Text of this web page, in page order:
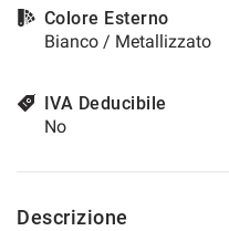
Colore Esterno
Bianco / Metallizzato
IVA Deducibile
No
Descrizione
questi
strumenti
si
rimanda
cookie
Puoi